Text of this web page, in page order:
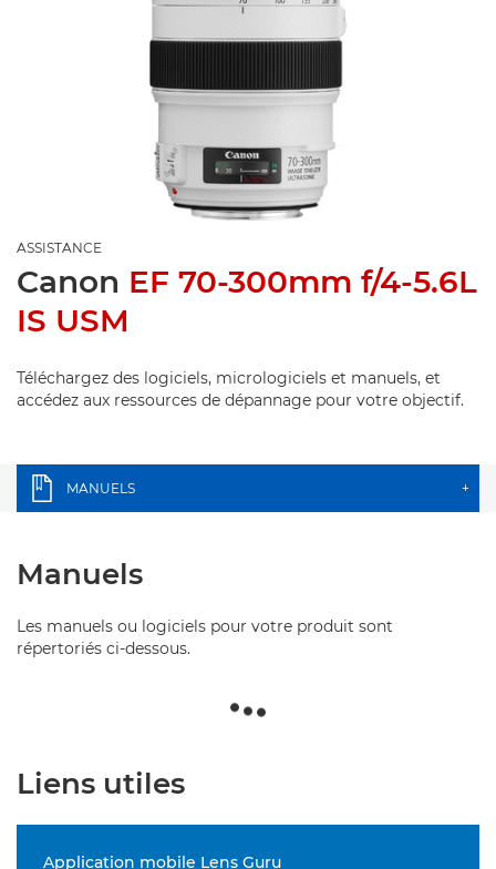
ASSISTANCE
Canon EF 70-300mm f/4-5.6L
IS USM
Téléchargez des logiciels, micrologiciels et manuels, et
accédez aux ressources de dépannage pour votre objectif.
MANUELS +
Manuels
Les manuels ou logiciels pour votre produit sont
répertoriés ci-dessous.
Liens utiles
Application mobile Lens Guru